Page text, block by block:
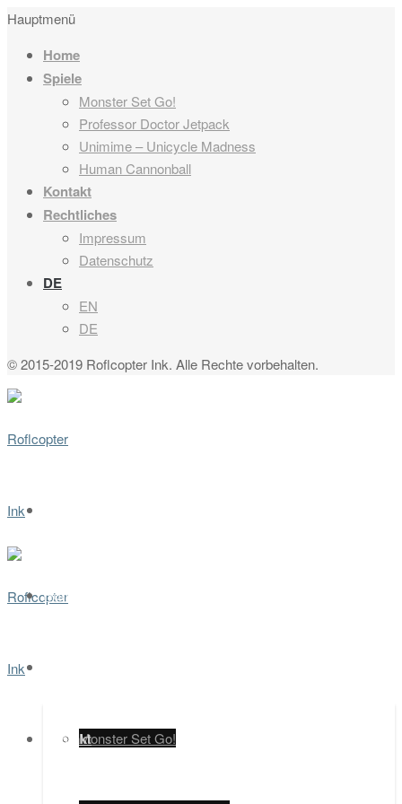
Hauptmenü
Home
Spiele
Monster Set Go!
Professor Doctor Jetpack
Unimime – Unicycle Madness
Human Cannonball
Kontakt
Rechtliches
Impressum
Datenschutz
DE
EN
DE
© 2015-2019 Roflcopter Ink. Alle Rechte vorbehalten.
Home
Monster Set Go!
Kontakt